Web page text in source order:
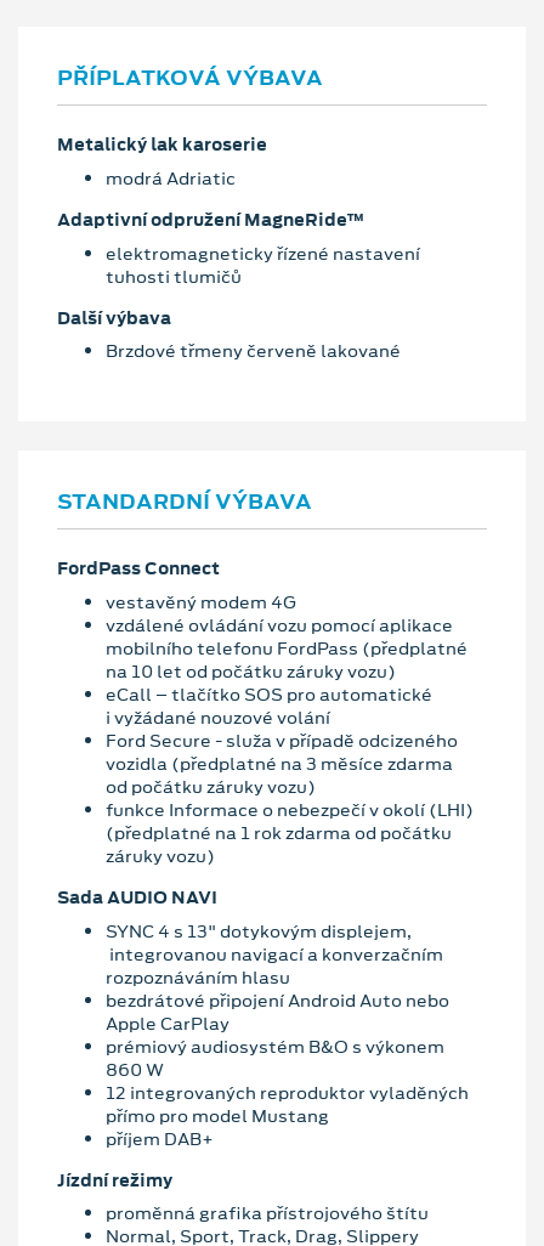
PŘÍPLATKOVÁ VÝBAVA
Metalický lak karoserie
modrá Adriatic
Adaptivní odpružení MagneRide™
elektromagneticky řízené nastavení
tuhosti tlumičů
Další výbava
Brzdové třmeny červeně lakované
STANDARDNÍ VÝBAVA
FordPass Connect
vestavěný modem 4G
vzdálené ovládání vozu pomocí aplikace
mobilního telefonu FordPass (předplatné
na 10 let od počátku záruky vozu)
eCall – tlačítko SOS pro automatické
i vyžádané nouzové volání
Ford Secure - služa v případě odcizeného
vozidla (předplatné na 3 měsíce zdarma
od počátku záruky vozu)
funkce Informace o nebezpečí v okolí (LHI)
(předplatné na 1 rok zdarma od počátku
záruky vozu)
Sada AUDIO NAVI
SYNC 4 s 13" dotykovým displejem,
integrovanou navigací a konverzačním
rozpoznáváním hlasu
bezdrátové připojení Android Auto nebo
Apple CarPlay
prémiový audiosystém B&O s výkonem
860 W
12 integrovaných reproduktor vyladěných
přímo pro model Mustang
příjem DAB+
Jízdní režimy
proměnná grafika přístrojového štítu
Normal, Sport, Track, Drag, Slippery